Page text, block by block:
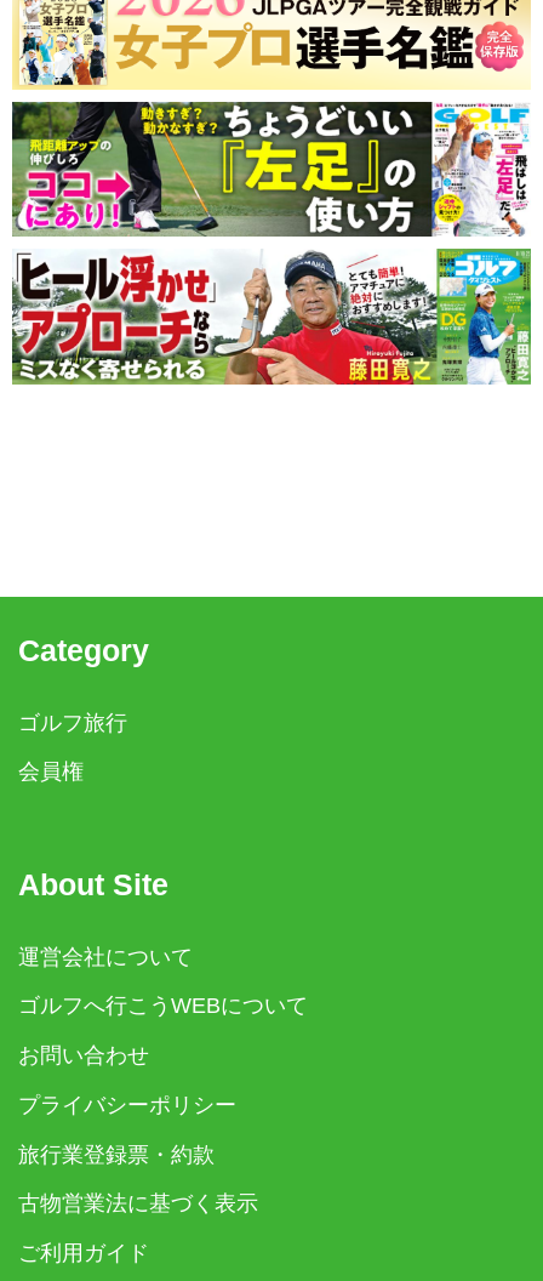
Category
ゴルフ旅行
会員権
About Site
運営会社について
ゴルフへ行こうWEBについて
お問い合わせ
プライバシーポリシー
旅行業登録票・約款
古物営業法に基づく表示
ご利用ガイド